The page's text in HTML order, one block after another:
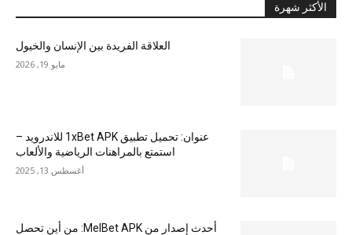
الأكثر شهرة
العلاقة الفريدة بين الإنسان والخيول
مايو 19, 2026
عنوان: تحميل تطبيق 1xBet APK للاندرويد –
استمتع بالمراهنات الرياضية والألعاب
أغسطس 13, 2025
أحدث إصدار من MelBet APK: من أين تحصل